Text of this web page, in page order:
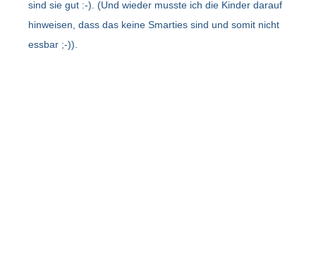
sind sie gut :-). (Und wieder musste ich die Kinder darauf
hinweisen, dass das keine Smarties sind und somit nicht
essbar ;-)).